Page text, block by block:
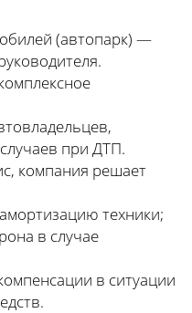
(автопарк) —
при ДТП.
компания решает
техники;
в случае
в ситуации